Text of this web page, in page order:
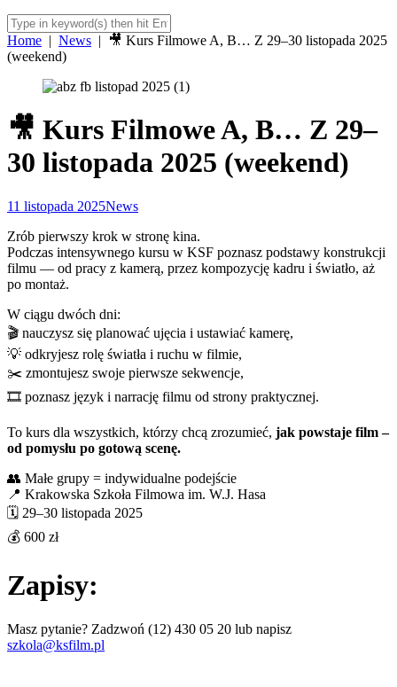
Home | News |
🎥 Kurs Filmowe A, B… Z 29–30 listopada 2025
(weekend)
🎥 Kurs Filmowe A, B… Z 29–
30 listopada 2025 (weekend)
11 listopada 2025News
Zrób pierwszy krok w stronę kina.
Podczas intensywnego kursu w KSF poznasz podstawy konstrukcji
filmu — od pracy z kamerą, przez kompozycję kadru i światło, aż
po montaż.
W ciągu dwóch dni:
🎬 nauczysz się planować ujęcia i ustawiać kamerę,
💡 odkryjesz rolę światła i ruchu w filmie,
✂️ zmontujesz swoje pierwsze sekwencje,
🎞️ poznasz język i narrację filmu od strony praktycznej.
To kurs dla wszystkich, którzy chcą zrozumieć, jak powstaje film –
od pomysłu po gotową scenę.
👥 Małe grupy = indywidualne podejście
📍 Krakowska Szkoła Filmowa im. W.J. Hasa
🗓️ 29–30 listopada 2025
💰 600 zł
Zapisy:
Masz pytanie? Zadzwoń (12) 430 05 20 lub napisz
szkola@ksfilm.pl